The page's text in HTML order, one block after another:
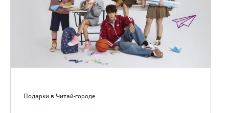
Подарки в Читай-городе